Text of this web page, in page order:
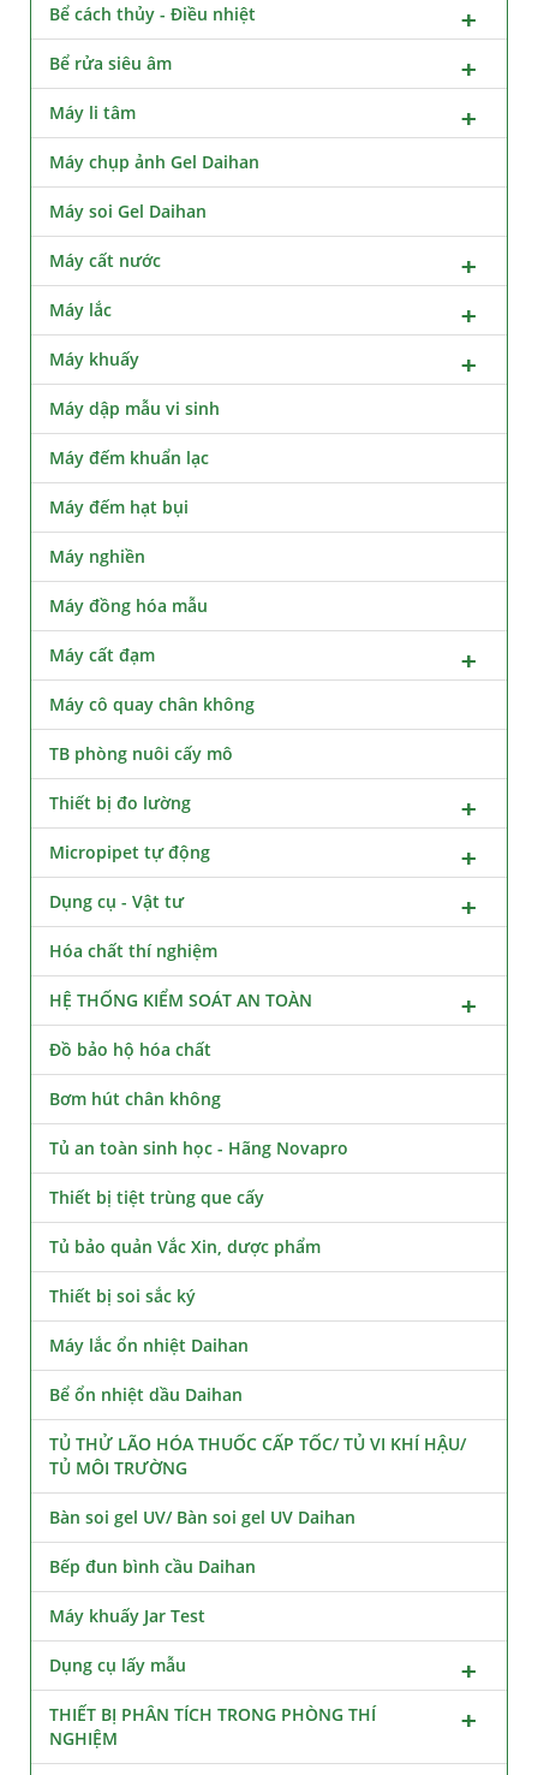
Bể cách thủy - Điều nhiệt
Bể rửa siêu âm
Máy li tâm
Máy chụp ảnh Gel Daihan
Máy soi Gel Daihan
Máy cất nước
Máy lắc
Máy khuấy
Máy dập mẫu vi sinh
Máy đếm khuẩn lạc
Máy đếm hạt bụi
Máy nghiền
Máy đồng hóa mẫu
Máy cất đạm
Máy cô quay chân không
TB phòng nuôi cấy mô
Thiết bị đo lường
Micropipet tự động
Dụng cụ - Vật tư
Hóa chất thí nghiệm
HỆ THỐNG KIỂM SOÁT AN TOÀN
Đồ bảo hộ hóa chất
Bơm hút chân không
Tủ an toàn sinh học - Hãng Novapro
Thiết bị tiệt trùng que cấy
Tủ bảo quản Vắc Xin, dược phẩm
Thiết bị soi sắc ký
Máy lắc ổn nhiệt Daihan
Bể ổn nhiệt dầu Daihan
TỦ THỬ LÃO HÓA THUỐC CẤP TỐC/ TỦ VI KHÍ HẬU/
TỦ MÔI TRƯỜNG
Bàn soi gel UV/ Bàn soi gel UV Daihan
Bếp đun bình cầu Daihan
Máy khuấy Jar Test
Dụng cụ lấy mẫu
THIẾT BỊ PHÂN TÍCH TRONG PHÒNG THÍ
NGHIỆM